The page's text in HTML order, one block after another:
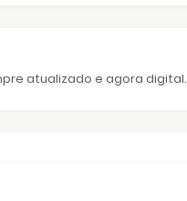
atualizado e agora digital.